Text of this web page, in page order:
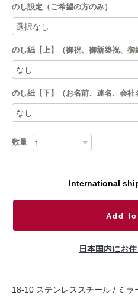
のし設定（ご希望の方のみ）
のし紙【上】（御祝、御新築祝、御
のし紙【下】（お名前、連名、会社
数量
International
Add
日本国内にお
18-10 ステンレススチール / ミラ